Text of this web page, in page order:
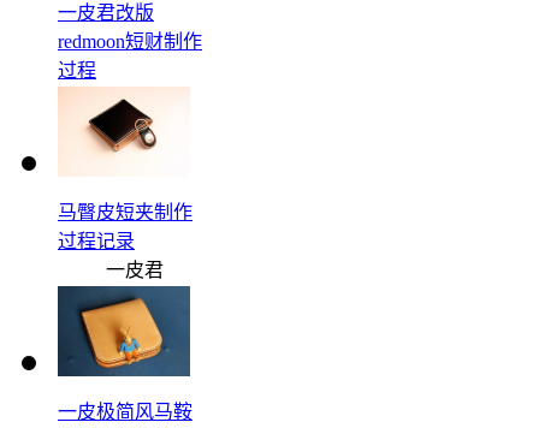
一皮君改版
redmoon短财制作
过程
一皮君
马臀皮短夹制作
过程记录
一皮君
一皮极简风马鞍